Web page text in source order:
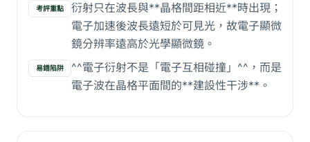
考評重點
衍射只在波長與**晶格間距相近**時出現；
電子加速後波長遠短於可見光，故電子顯微
鏡分辨率遠高於光學顯微鏡。
易錯陷阱
^^電子衍射不是「電子互相碰撞」^^，而是
電子波在晶格平面間的**建設性干涉**。